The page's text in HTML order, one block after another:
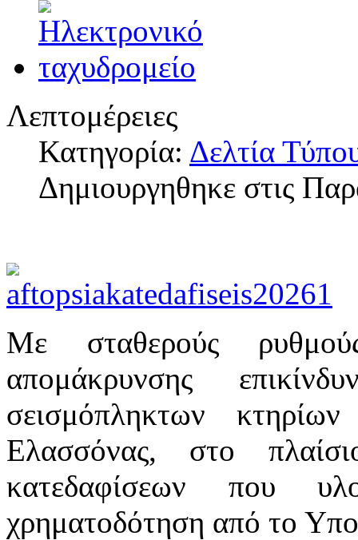
Λεπτομέρειες
Κατηγορία: Δελτία
Δημιουργηθηκε στις
Με σταθερούς
απομάκρυνσης
σεισμόπληκτων
Ελασσόνας, στο
κατεδαφίσεων που
χρηματοδότηση από το